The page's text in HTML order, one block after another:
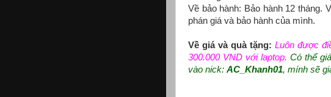
Về bảo hành: Bảo hành 12 tháng.
phán giá và bảo hành của mình.
Về giá và quà tặng: Luôn được
300.000 VND với laptop. Có thể
vào nick: AC_Khanh01, mính sẽ